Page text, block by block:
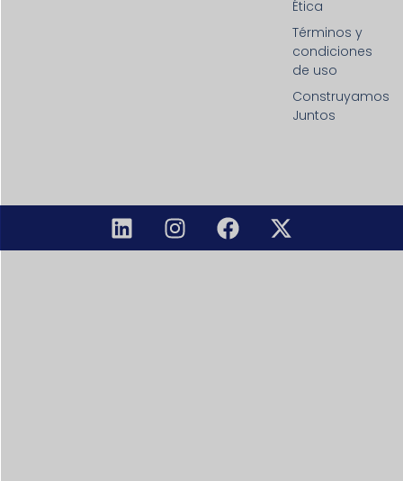
Ética
Términos y
condiciones
de uso
Construyamos
Juntos